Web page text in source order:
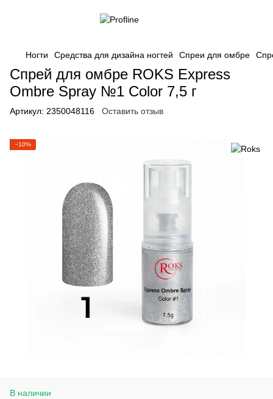
Ногти Средства для дизайна ногтей Спреи для омбре
Спрей для омбре ROKS Express
Ombre Spray №1 Color 7,5 г
Артикул: 2350048116 Оставить отзыв
−10%
В наличии